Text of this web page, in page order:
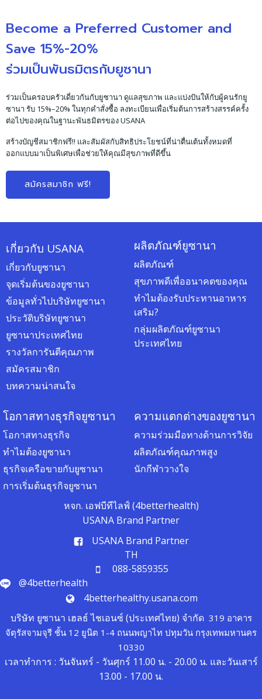
Become a Preferred Customer and
Save 15%-20%
ร่วมเป็นพันธมิตรกับยูซานา
ร่วมเป็นครอบครัวเดี่ยวกันกับยูซานา ดูแลสุขภาพ และแบ่งปันให้กับผู้คนรักยู
ซานา รับ 15%–20% ในทุกคำสั่งซื้อ ลงทะเบียนเพื่อเริ่มต้นการสร้างสรรค์ครั้ง
ต่อไปของคุณในฐานะพันธมิตรของ USANA
สร้างบัญชีสมาชิกฟรี!! และสัมผัสกับสิทธิประโยชน์ที่น่าตื่นเต้นทั้งหมดที่
ออกแบบมาเป็นพิเศษเพื่อช่วยให้คุณมีสุขภาพที่ดีขึ้น
สมัครสมาชิก ฟรี!
เกี่ยวกับ USANA
เกี่ยวกับยูซานา
จุดเริ่มต้นของยูซานา
ข้อมูลทั่วไปบริษัทยูซานา
ประวัติบริษัทยูซานา
ยูซานาประเทศไทย
รางวัลการันตีคุณภาพ
สมัครสมาชิก
บทความน่าสนใจ
ผลิตภัณฑ์ยูซานา
ผลิตภัณฑ์
สุขภาพดีเพื่ออนาคตของคุณ
ทำไมต้องรับประทานอาหาร
เสริม?
กลุ่มผลิตภัณฑ์ยูซานา
ประเทศไทย
โอกาสทางธุรกิจยูซานา
โอกาสทางธุรกิจ
ทำไมต้องยูซานา
ธุรกิจเครือขายกับยูซานา
การเริ่มต้นธุรกิจยูซานา
ความแตกต่างของยูซานา
ความร่วมมือทางด้านการวิจัย
ผลิตภัณฑ์คุณภาพสูง
นักกีฬาวางใจ
หจก. เอฟบีทีไลฟ์ (4betterhealth)
USANA Brand Partner
USANA Brand Partner
TH
088-5859355
@4betterhealth
4betterhealthy.usana.com
บริษัท ยูซานา เฮลธ์ ไชเอนซ์ (ประเทศไทย) จำกัด 319 อาคาร
จัตุรัสจามจุรี ชั้น 12 ยูนิต 1-4 ถนนพญาไท ปทุมวัน กรุงเทพมหานคร
10330
เวลาทำการ : วันจันทร์ - วันศุกร์ 11.00 น. - 20.00 น. และวันเสาร์
13.00 - 17.00 น.